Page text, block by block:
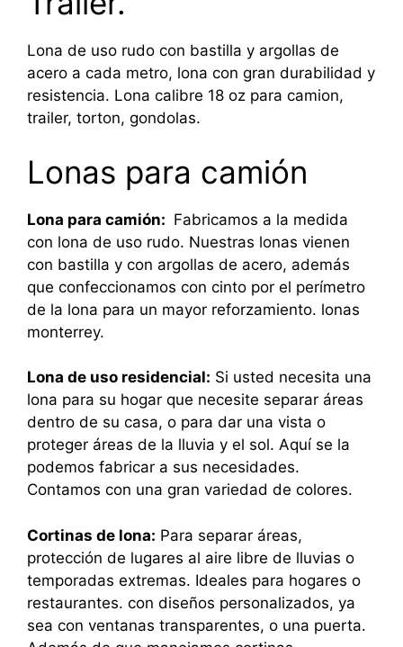
Lona de uso rudo con bastilla y argollas de
acero a cada metro, lona con gran durabilidad y
resistencia. Lona calibre 18 oz para camion,
trailer, torton, gondolas.
Lonas para camión
Lona para camión: Fabricamos a la medida
con lona de uso rudo. Nuestras lonas vienen
con bastilla y con argollas de acero, además
que confeccionamos con cinto por el perímetro
de la lona para un mayor reforzamiento. lonas
monterrey.
Lona de uso residencial: Si usted necesita una
lona para su hogar que necesite separar áreas
dentro de su casa, o para dar una vista o
proteger áreas de la lluvia y el sol. Aquí se la
podemos fabricar a sus necesidades.
Contamos con una gran variedad de colores.
Cortinas de lona: Para separar áreas,
protección de lugares al aire libre de lluvias o
temporadas extremas. Ideales para hogares o
restaurantes. con diseños personalizados, ya
sea con ventanas transparentes, o una puerta.